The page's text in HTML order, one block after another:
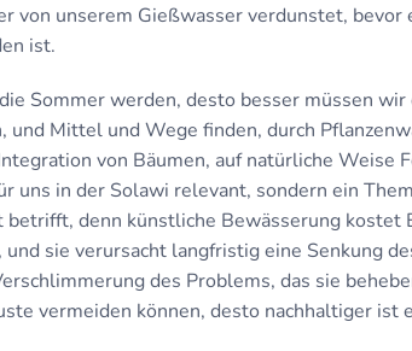
von unserem Gießwasser verdunstet, bevor
ist.
Sommer werden, desto besser müssen wir
und Mittel und Wege finden, durch
von Bäumen, auf natürliche Weise
uns in der Solawi relevant, sondern ein
denn künstliche Bewässerung kostet
sie verursacht langfristig eine Senkung
des Problems, das sie
vermeiden können, desto nachhaltiger ist